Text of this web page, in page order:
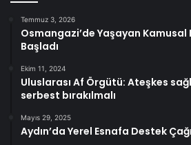
Temmuz 3, 2026
Osmangazi’de Yaşayan
Başladı
Ekim 11, 2024
Uluslarası Af Örgütü: Ateşkes
serbest bırakılmalı
Mayıs 29, 2025
Aydın’da Yerel Esnafa Destek